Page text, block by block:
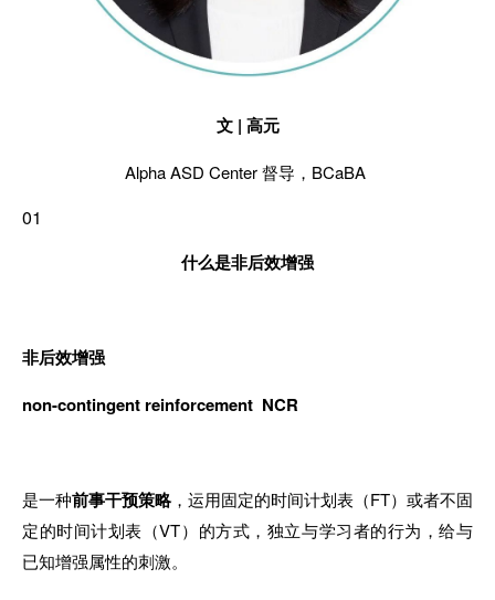
文 | 高元
Alpha ASD Center 督导，BCaBA
01
什么是非后效增强
非后效增强
non-contingent reinforcement NCR
是一种前事干预策略 ，运用固定的时间计划表（FT）或者不固
定的时间计划表（VT）的方式，独立与学习者的行为，给与
已知增强属性的刺激。